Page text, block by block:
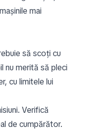
mai
să scoți cu
nu merită să pleci
cu limitele lui
Verifică
de cumpărător.